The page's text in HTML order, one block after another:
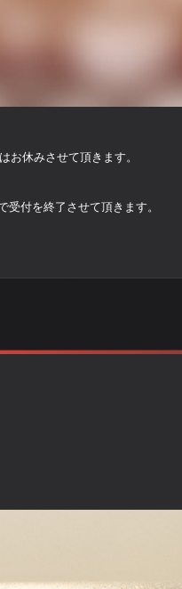
お休みさせて頂きます。
受付を終了させて頂きます。